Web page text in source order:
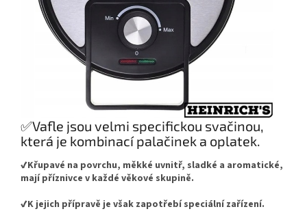
✅Vafle jsou velmi specifickou svačinou,
která je kombinací palačinek a oplatek.
✔️Křupavé na povrchu, měkké uvnitř, sladké a aromatické,
mají příznivce v každé věkové skupině.
✔️K jejich přípravě je však zapotřebí speciální zařízení.